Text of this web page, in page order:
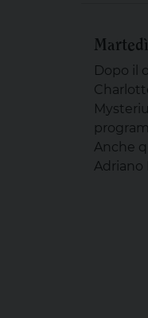
Dopo il
Anche
Adriano